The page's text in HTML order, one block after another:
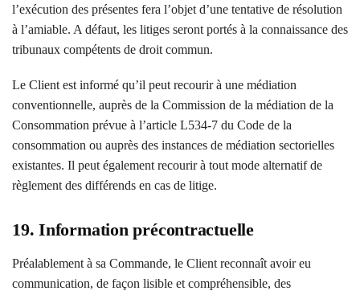
l’exécution des présentes fera l’objet d’une tentative de résolution
à l’amiable. A défaut, les litiges seront portés à la connaissance des
tribunaux compétents de droit commun.
Le Client est informé qu’il peut recourir à une médiation
conventionnelle, auprès de la Commission de la médiation de la
Consommation prévue à l’article L534-7 du Code de la
consommation ou auprès des instances de médiation sectorielles
existantes. Il peut également recourir à tout mode alternatif de
règlement des différends en cas de litige.
19. Information précontractuelle
Préalablement à sa Commande, le Client reconnaît avoir eu
communication, de façon lisible et compréhensible, des